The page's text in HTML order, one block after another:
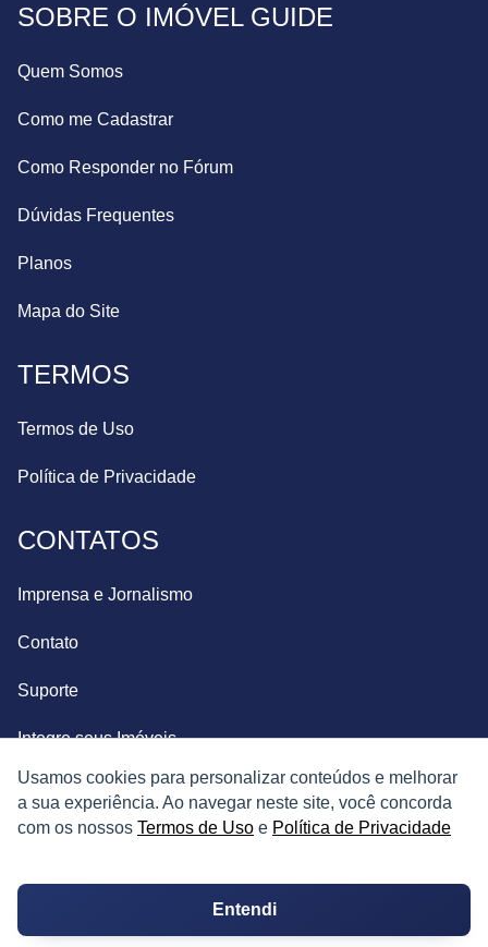
Usamos cookies para personalizar conteúdos e melhorar
a sua experiência. Ao navegar neste site, você concorda
com os nossos Termos de Uso e Política de Privacidade
Entendi
SOBRE O IMÓVEL GUIDE
Quem Somos
Como me Cadastrar
Como Responder no Fórum
Dúvidas Frequentes
Planos
Mapa do Site
TERMOS
Termos de Uso
Política de Privacidade
CONTATOS
Imprensa e Jornalismo
Contato
Suporte
Integre seus Imóveis
© Copyright 2026. Todos os direitos reservados.